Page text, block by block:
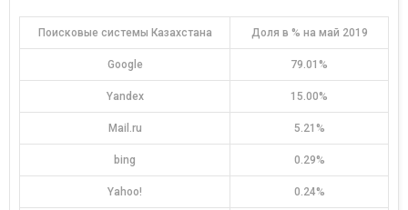
Поисковые системы Казахстана Доля в % на май 2019
Google 79.01%
Yandex 15.00%
Mail.ru 5.21%
bing 0.29%
Yahoo! 0.24%